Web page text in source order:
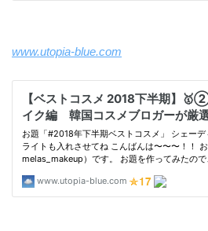
www.utopia-blue.com